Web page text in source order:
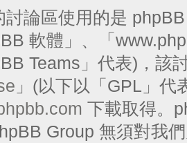
討論區使用的是
軟體」、「
Teams」代表)，該
」(以下以「GPL」代
下載取得。
Group 無須對我